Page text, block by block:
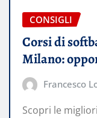
CONSIGLI
Corsi di
Milano:
Francesco
Scopri le